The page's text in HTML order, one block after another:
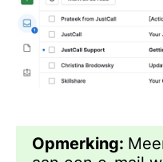
Opmerking: